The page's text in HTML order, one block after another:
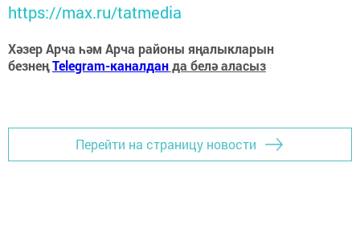
https://max.ru/tatmedia
Хәзер Арча һәм Арча районы яңалыкларын
безнеңTelegram-каналданда белә аласыз
Перейти на страницу новости